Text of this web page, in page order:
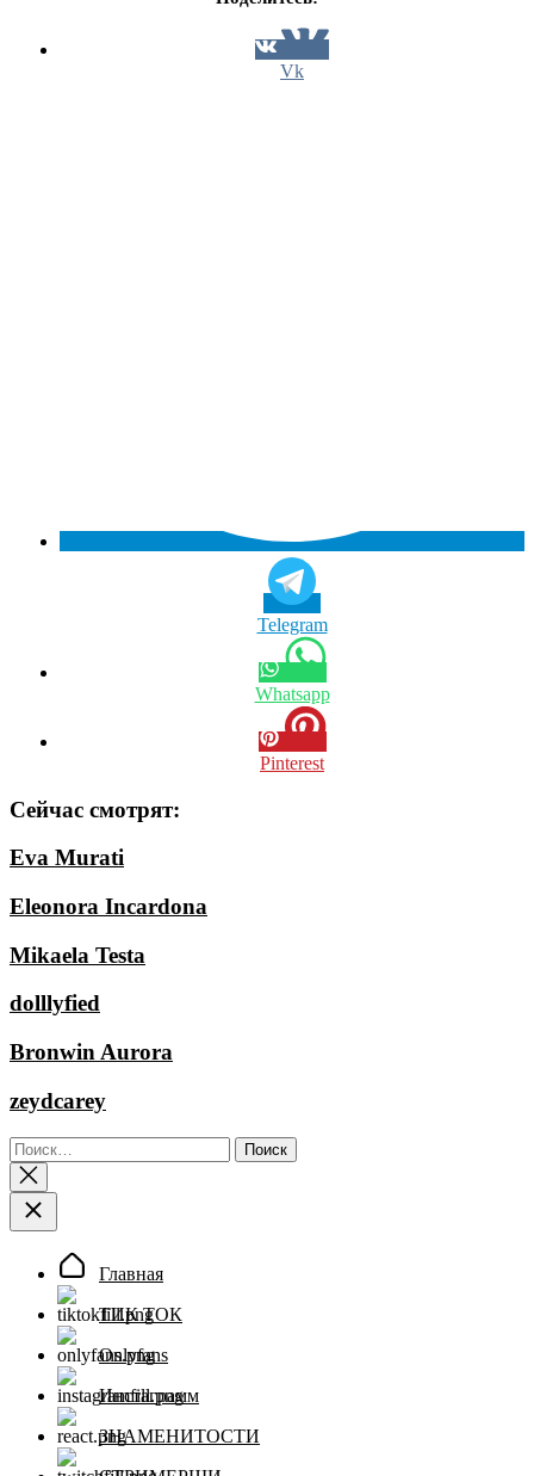
Vk
Telegram
Whatsapp
Pinterest
Сейчас смотрят:
Eva Murati
Eleonora Incardona
Mikaela Testa
dolllyfied
Bronwin Aurora
zeydcarey
Найти:
Главная
ТИК ТОК
Onlyfans
Инстаграмм
ЗНАМЕНИТОСТИ